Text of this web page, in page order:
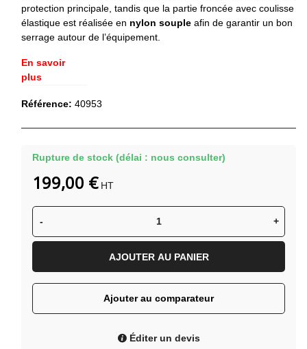
protection principale, tandis que la partie froncée avec coulisse
élastique est réalisée en nylon souple afin de garantir un bon
serrage autour de l’équipement.
En savoir
plus
Référence: 40953
Rupture de stock (délai : nous consulter)
- +
AJOUTER AU PANIER
Ajouter au comparateur
Éditer un devis
199,00 € HT